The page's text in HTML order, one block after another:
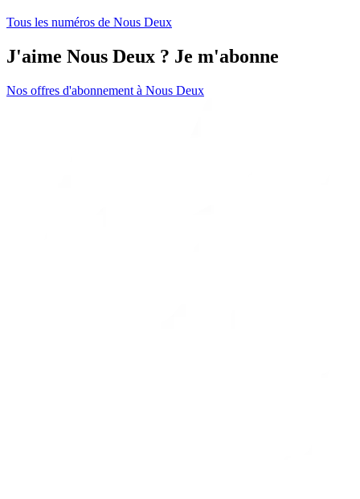
Tous les numéros de Nous Deux
J'aime Nous Deux ? Je m'abonne
Nos offres d'abonnement à Nous Deux